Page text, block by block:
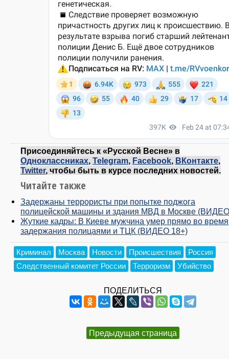
Присоединяйтесь к «Русской Весне» в
Одноклассниках, Telegram, Facebook, ВКонтакте,
Twitter, чтобы быть в курсе последних новостей.
Читайте также
Задержаны террористы при попытке поджога
полицейской машины и здания МВД в Москве
Жуткие кадры: В Киеве мужчина умер прямо во время
задержания полицаями и ТЦК (ВИДЕО 18+)
Криминал Москва Новости Происшествия
Россия
Следственный комитет России
Терроризм Убийство
ПОДЕЛИТЬСЯ
Предыдущая страница